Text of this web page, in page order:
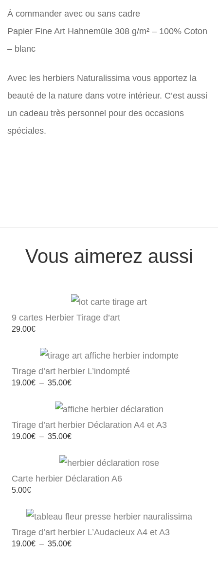
À commander avec ou sans cadre
Papier Fine Art Hahnemüle 308 g/m² – 100% Coton
– blanc
Avec les herbiers Naturalissima vous apportez la
beauté de la nature dans votre intérieur. C’est aussi
un cadeau très personnel pour des occasions
spéciales.
Vous aimerez aussi
9 cartes Herbier Tirage d’art
29.00€
Tirage d’art herbier L’indompté
19.00€ – 35.00€Plage
19.00€
à
35.00€
Tirage d’art herbier Déclaration A4 et A3
19.00€ – 35.00€Plage
19.00€
à
35.00€
Carte herbier Déclaration A6
5.00€
Tirage d’art herbier L’Audacieux A4 et A3
19.00€ – 35.00€Plage